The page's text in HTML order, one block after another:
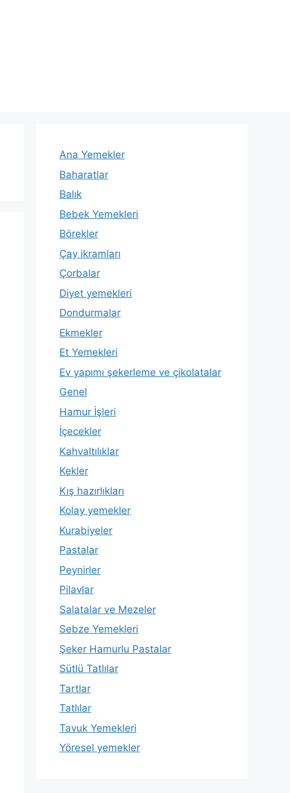
Ana Yemekler
Baharatlar
Balık
Bebek Yemekleri
Börekler
Çay ikramları
Çorbalar
Diyet yemekleri
Dondurmalar
Ekmekler
Et Yemekleri
Ev yapımı şekerleme ve çikolatalar
Genel
Hamur İşleri
İçecekler
Kahvaltılıklar
Kekler
Kış hazırlıkları
Kolay yemekler
Kurabiyeler
Pastalar
Peynirler
Pilavlar
Salatalar ve Mezeler
Sebze Yemekleri
Şeker Hamurlu Pastalar
Sütlü Tatlılar
Tartlar
Tatlılar
Tavuk Yemekleri
Yöresel yemekler